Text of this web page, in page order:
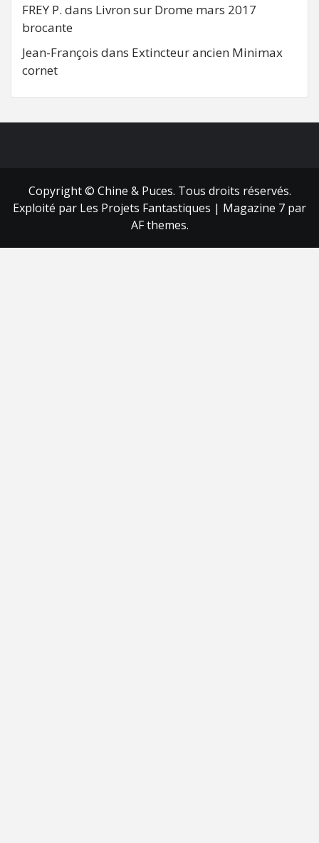
FREY P. dans Livron sur Drome mars 2017
brocante
Jean-François dans Extincteur ancien Minimax
cornet
Copyright © Chine & Puces. Tous droits réservés.
Exploité par Les Projets Fantastiques | Magazine 7 par
AF themes.